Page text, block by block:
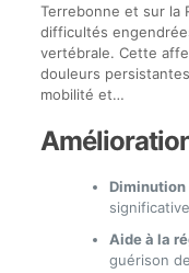
Terrebonne et sur la
difficultés
vertébrale. Cette
douleurs
mobilité et…
Diminution
Aide à la
guérison